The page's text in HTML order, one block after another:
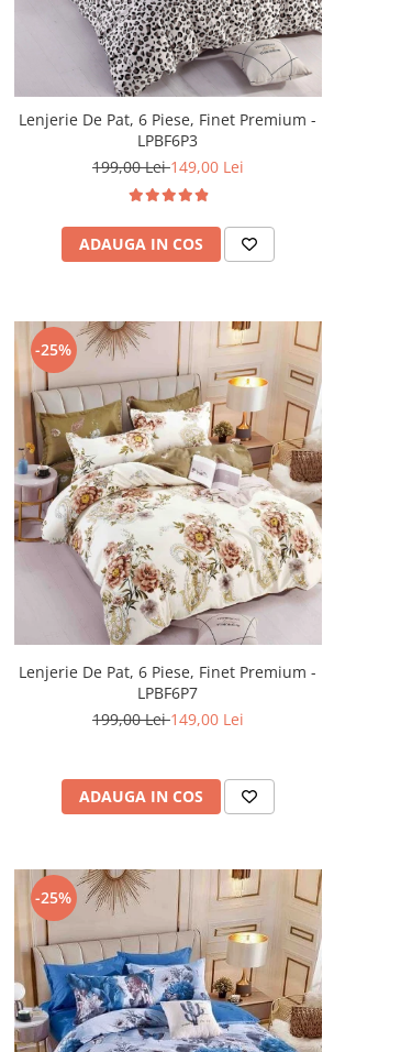
Lenjerie De Pat, 6 Piese, Finet Premium -
LPBF6P3
199,00 Lei149,00 Lei
ADAUGA IN COS
-25%
Lenjerie De Pat, 6 Piese, Finet Premium -
LPBF6P7
199,00 Lei149,00 Lei
ADAUGA IN COS
-25%